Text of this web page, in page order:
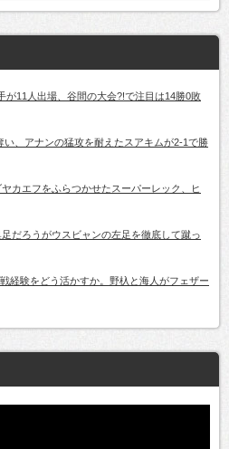
が11人出場、谷間の大会?!で注目は14勝0敗
い、アナンの猛攻を耐えたスアキムが2-1で勝
カエフをふらつかせたスーパーレック、ヒ
だろうがウスビャンの左足を徹底して蹴っ
経験をどう活かすか。野杁と海人がフェザー